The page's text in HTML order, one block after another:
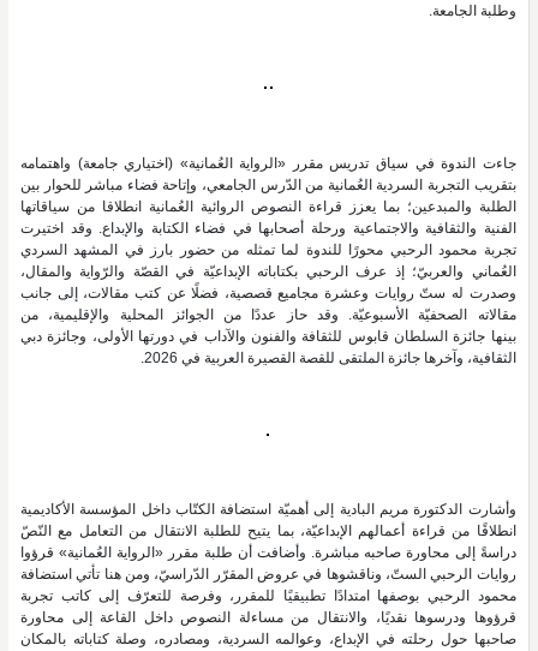
وطلبة الجامعة.
جاءت الندوة في سياق تدريس مقرر «الرواية العُمانية» (اختياري جامعة) واهتمامه
بتقريب التجربة السردية العُمانية من الدّرس الجامعي، وإتاحة فضاء مباشر للحوار بين
الطلبة والمبدعين؛ بما يعزز قراءة النصوص الروائية العُمانية انطلاقا من سياقاتها
الفنية والثقافية والاجتماعية ورحلة أصحابها في فضاء الكتابة والإبداع. وقد اختيرت
تجربة محمود الرحبي محورًا للندوة لما تمثله من حضور بارز في المشهد السردي
العُماني والعربيّ؛ إذ عرف الرحبي بكتاباته الإبداعيّة في القصّة والرّواية والمقال،
وصدرت له ستّ روايات وعشرة مجاميع قصصية، فضلًا عن كتب مقالات، إلى جانب
مقالاته الصحفيّة الأسبوعيّة. وقد حاز عددًا من الجوائز المحلية والإقليمية، من
بينها جائزة السلطان قابوس للثقافة والفنون والآداب في دورتها الأولى، وجائزة دبي
الثقافية، وآخرها جائزة الملتقى للقصة القصيرة العربية في 2026.
وأشارت الدكتورة مريم البادية إلى أهميّة استضافة الكتّاب داخل المؤسسة الأكاديمية
انطلاقًا من قراءة أعمالهم الإبداعيّة، بما يتيح للطلبة الانتقال من التعامل مع النّصّ
دراسةً إلى محاورة صاحبه مباشرة. وأضافت أن طلبة مقرر «الرواية العُمانية» قرؤوا
روايات الرحبي الستّ، وناقشوها في عروض المقرّر الدّراسيّ، ومن هنا تأتي استضافة
محمود الرحبي بوصفها امتدادًا تطبيقيًا للمقرر، وفرصة للتعرّف إلى كاتب تجربة
قرؤوها ودرسوها نقديًا، والانتقال من مساءلة النصوص داخل القاعة إلى محاورة
صاحبها حول رحلته في الإبداع، وعوالمه السردية، ومصادره، وصلة كتاباته بالمكان